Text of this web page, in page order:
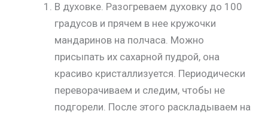
В духовке. Разогреваем духовку до 100
градусов и прячем в нее кружочки
мандаринов на полчаса. Можно
присыпать их сахарной пудрой, она
красиво кристаллизуется. Периодически
переворачиваем и следим, чтобы не
подгорели. После этого раскладываем на